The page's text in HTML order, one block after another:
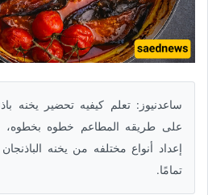
ساعدنیوز: تعلم کیفیه تحضیر یخنه
على طریقه المطاعم خطوه بخطوه،
إعداد أنواع مختلفه من یخنه الباذنجان
تمامًا.